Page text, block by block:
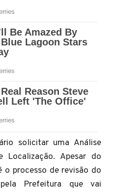
solicitar uma Análise
Localização. Apesar do
o processo de revisão do
Prefeitura que vai